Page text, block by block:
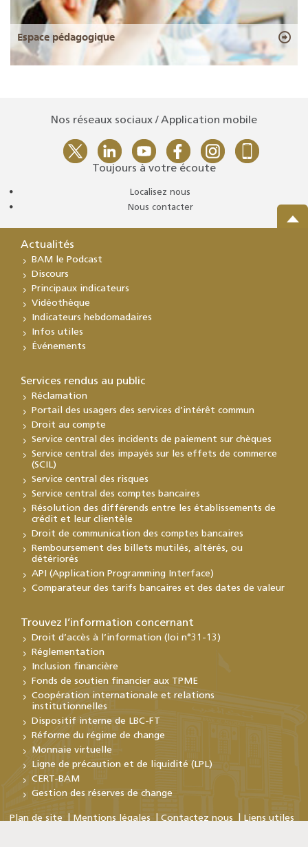
Espace pédagogique
Nos réseaux sociaux / Application mobile
Toujours à votre écoute
Localisez nous
Nous contacter
Actualités
BAM le Podcast
Discours
Principaux indicateurs
Vidéothèque
Indicateurs hebdomadaires
Infos utiles
Événements
Services rendus au public
Réclamation
Portail des usagers des services d’intérêt commun
Droit au compte
Service central des incidents de paiement sur chèques
Service central des impayés sur les effets de commerce
(SCIL)
Service central des risques
Service central des comptes bancaires
Résolution des différends entre les établissements de
crédit et leur clientèle
Droit de communication des comptes bancaires
Remboursement des billets mutilés, altérés, ou
détériorés
API (Application Programming Interface)
Comparateur des tarifs bancaires et des dates de valeur
Trouvez l’information concernant
Droit d’accès à l’information (loi n°31-13)
Réglementation
Inclusion financière
Fonds de soutien financier aux TPME
Coopération internationale et relations
institutionnelles
Dispositif interne de LBC-FT
Réforme du régime de change
Monnaie virtuelle
Ligne de précaution et de liquidité (LPL)
CERT-BAM
Gestion des réserves de change
Plan de site Mentions légales Contactez nous Liens utiles